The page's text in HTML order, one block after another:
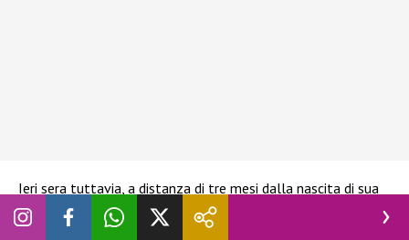
Ieri sera tuttavia, a distanza di tre mesi dalla nascita di sua
figlia,
Alessandra ha fatto ritorno in tv per la prima
volta
e ha fatto un grande regalo a tutti i suoi fan. La